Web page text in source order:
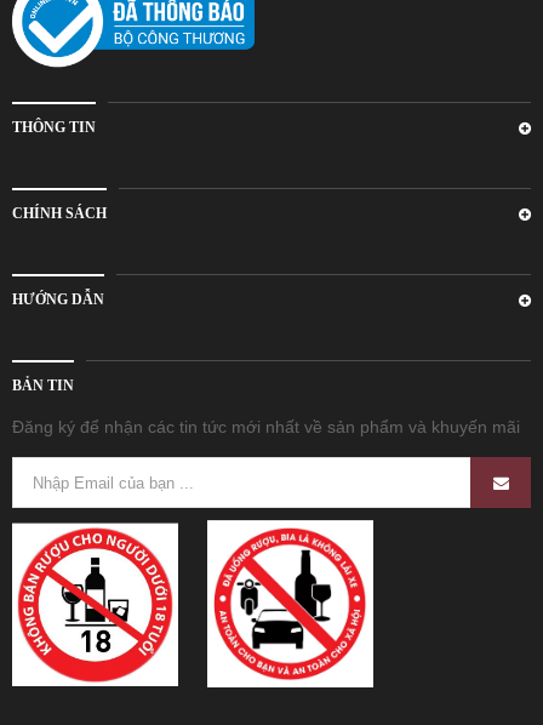
THÔNG TIN
CHÍNH SÁCH
HƯỚNG DẪN
BẢN TIN
Đăng ký để nhận các tin tức mới nhất về sản phẩm và khuyến mãi